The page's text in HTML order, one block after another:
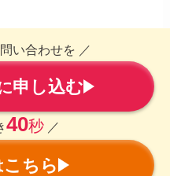
い合わせを ／
申し込む
40秒 ／
こちら